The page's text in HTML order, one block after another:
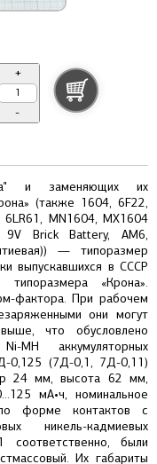
+
-
и заменяющих их
(также 1604, 6F22,
6LR61, MN1604, MX1604
9V Brick Battery, AM6,
— типоразмер
выпускавшихся в СССР
типоразмера «Крона».
фактора. При рабочем
они могут
что обусловлено
MH аккумуляторных
0,125 (7Д-0,1, 7Д-0,11)
24 мм, высота 62 мм,
мА•ч, номинальное
форме контактов с
никель-кадмиевых
были
Их габариты